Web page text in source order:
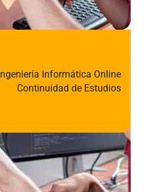
Ingeniería Informática Online
Continuidad de Estudios